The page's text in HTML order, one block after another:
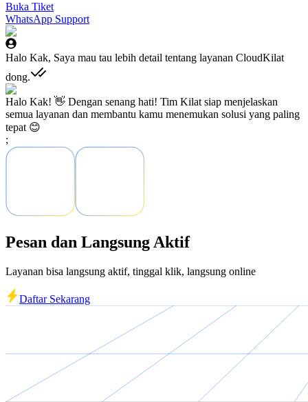
Buka Tiket
WhatsApp Support
Halo Kak, Saya mau tau lebih detail tentang layanan CloudKilat
dong.
Halo Kak! 👋 Dengan senang hati! Tim Kilat siap menjelaskan
semua layanan dan membantu kamu menemukan solusi yang paling
tepat 😊
;
Pesan dan Langsung Aktif
Layanan bisa langsung aktif, tinggal klik, langsung online
Daftar Sekarang